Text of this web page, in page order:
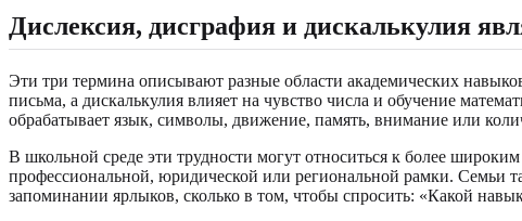
Дислексия, дисграфия и дискалькулия
Эти три термина описывают разные области академических
письма, а дискалькулия влияет на чувство числа и обучение
обрабатывает язык, символы, движение, память, внимание или
В школьной среде эти трудности могут относиться к более
профессиональной, юридической или региональной рамки. Семьи
запоминании ярлыков, сколько в том, чтобы спросить: «Какой